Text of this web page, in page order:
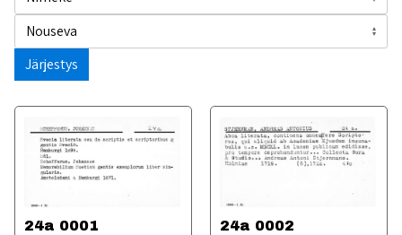
Järjestys
24a 0001 24a 0002